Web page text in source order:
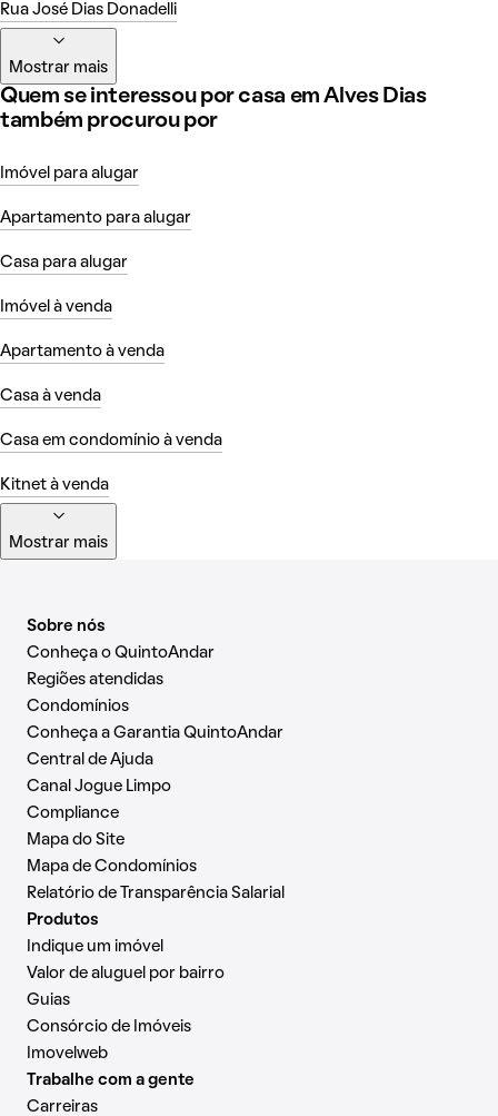
Rua José Dias Donadelli
Mostrar mais
Quem se interessou por casa em Alves Dias
também procurou por
Imóvel para alugar
Apartamento para alugar
Casa para alugar
Imóvel à venda
Apartamento à venda
Casa à venda
Casa em condomínio à venda
Kitnet à venda
Mostrar mais
Sobre nós
Conheça o QuintoAndar
Regiões atendidas
Condomínios
Conheça a Garantia QuintoAndar
Central de Ajuda
Canal Jogue Limpo
Compliance
Mapa do Site
Mapa de Condomínios
Relatório de Transparência Salarial
Produtos
Indique um imóvel
Valor de aluguel por bairro
Guias
Consórcio de Imóveis
Imovelweb
Trabalhe com a gente
Carreiras